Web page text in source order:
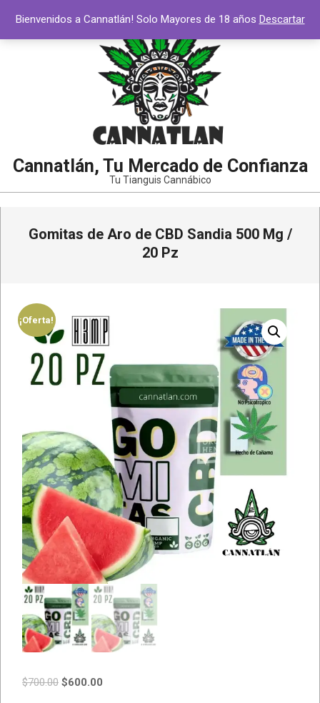
contenido
Cannatlán, Tu Mercado de Confianza
Tu Tianguis Cannábico
Gomitas de Aro de CBD Sandia 500 Mg /
20 Pz
¡Oferta!
$700.00 $600.00
Bienvenidos a Cannatlán! Solo Mayores de 18 años Descartar